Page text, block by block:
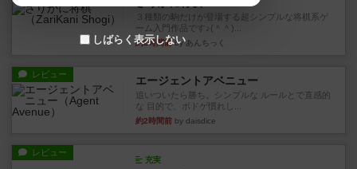
３種類の駒だけが登場する超シンプルな将棋系ゲ
ーム入門作品です♪(＾＾)...
約2時間前by あんちっく
レビュー エージェントアベニュー
追いついたら勝ち。シンプルな ルールとで直感的
な 目的で、ボドゲ慣れし...
約2時間前 by daisdice
レビュー
充実
しばらく表示しない